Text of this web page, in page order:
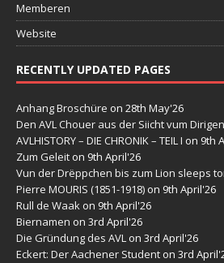
Memberen
Website
RECENTLY UPDATED PAGES
Anhang Broschüre on 28th May'26
Den AVL Chouer aus der Siicht vum
AVLHISTORY – DIE CHRONIK – TEIL I on 9th
Zum Geleit on 9th April'26
Vun der Drëppchen bis zum Lion sleeps
Pierre MOURIS (1851-1918) on 9th April'26
Rull de Waak on 9th April'26
Biernamen on 3rd April'26
Die Gründung des AVL on 3rd April'26
Eckert: Der Aachener Student on 3rd